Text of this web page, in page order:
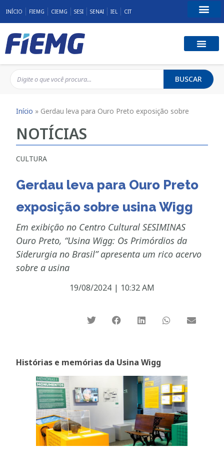
INÍCIO FIEMG CIEMG SESI SENAI IEL CIT
BUSCAR
Início » Gerdau leva para Ouro Preto exposição sobre
NOTÍCIAS
CULTURA
Gerdau leva para Ouro Preto
exposição sobre usina Wigg
Em exibição no Centro Cultural SESIMINAS
Ouro Preto, “Usina Wigg: Os Primórdios da
Siderurgia no Brasil” apresenta um rico acervo
sobre a usina
19/08/2024 | 10:32 AM
Histórias e memórias da Usina Wigg